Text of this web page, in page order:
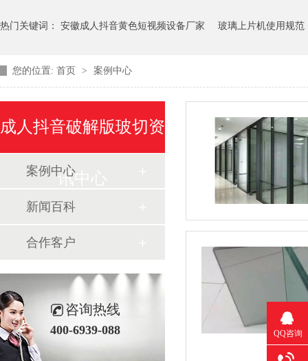
热门关键词： 安徽成人抖音黄色短视频设备厂家 玻璃上片机使用规范
您的位置: 首页 > 案例中心
成人抖音破解版玻切资
讯中心
案例中心
新闻百科
合作客户
咨询热线
400-6939-088 QQ咨询